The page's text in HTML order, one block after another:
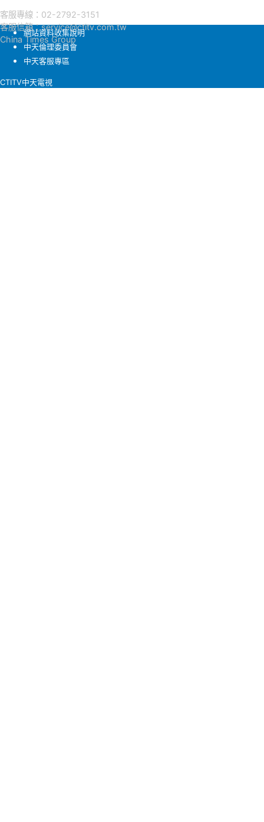
客服專線：02-2792-3151
客服信箱：service@ctitv.com.tw
China Times Group
網站資料收集說明
中天倫理委員會
中天客服專區
CTITV中天電視